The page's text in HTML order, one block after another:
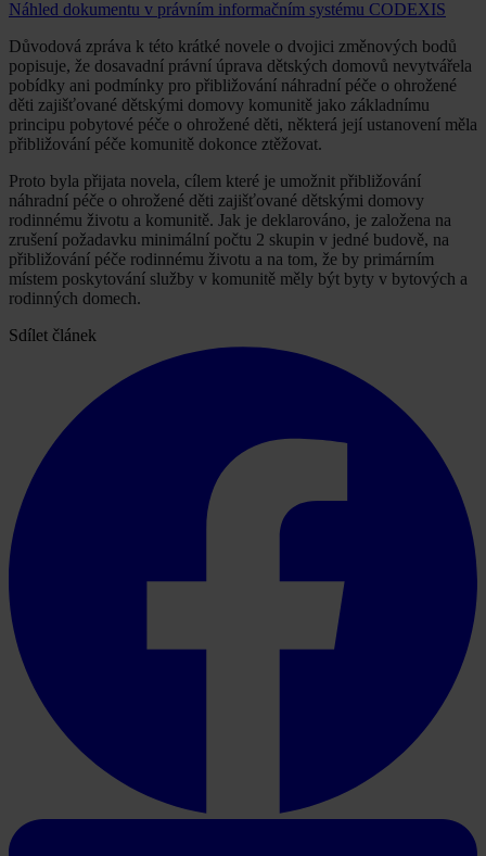
Náhled dokumentu v právním informačním systému CODEXIS
Důvodová zpráva k této krátké novele o dvojici změnových bodů
popisuje, že dosavadní právní úprava dětských domovů nevytvářela
pobídky ani podmínky pro přibližování náhradní péče o ohrožené
děti zajišťované dětskými domovy komunitě jako základnímu
principu pobytové péče o ohrožené děti, některá její ustanovení měla
přibližování péče komunitě dokonce ztěžovat.
Proto byla přijata novela, cílem které je umožnit přibližování
náhradní péče o ohrožené děti zajišťované dětskými domovy
rodinnému životu a komunitě. Jak je deklarováno, je založena na
zrušení požadavku minimální počtu 2 skupin v jedné budově, na
přibližování péče rodinnému životu a na tom, že by primárním
místem poskytování služby v komunitě měly být byty v bytových a
rodinných domech.
Sdílet článek